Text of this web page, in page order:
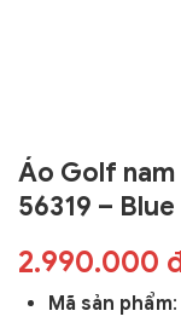
Áo Golf
56319 – Blue
2.990.000
Mã sản phẩm: